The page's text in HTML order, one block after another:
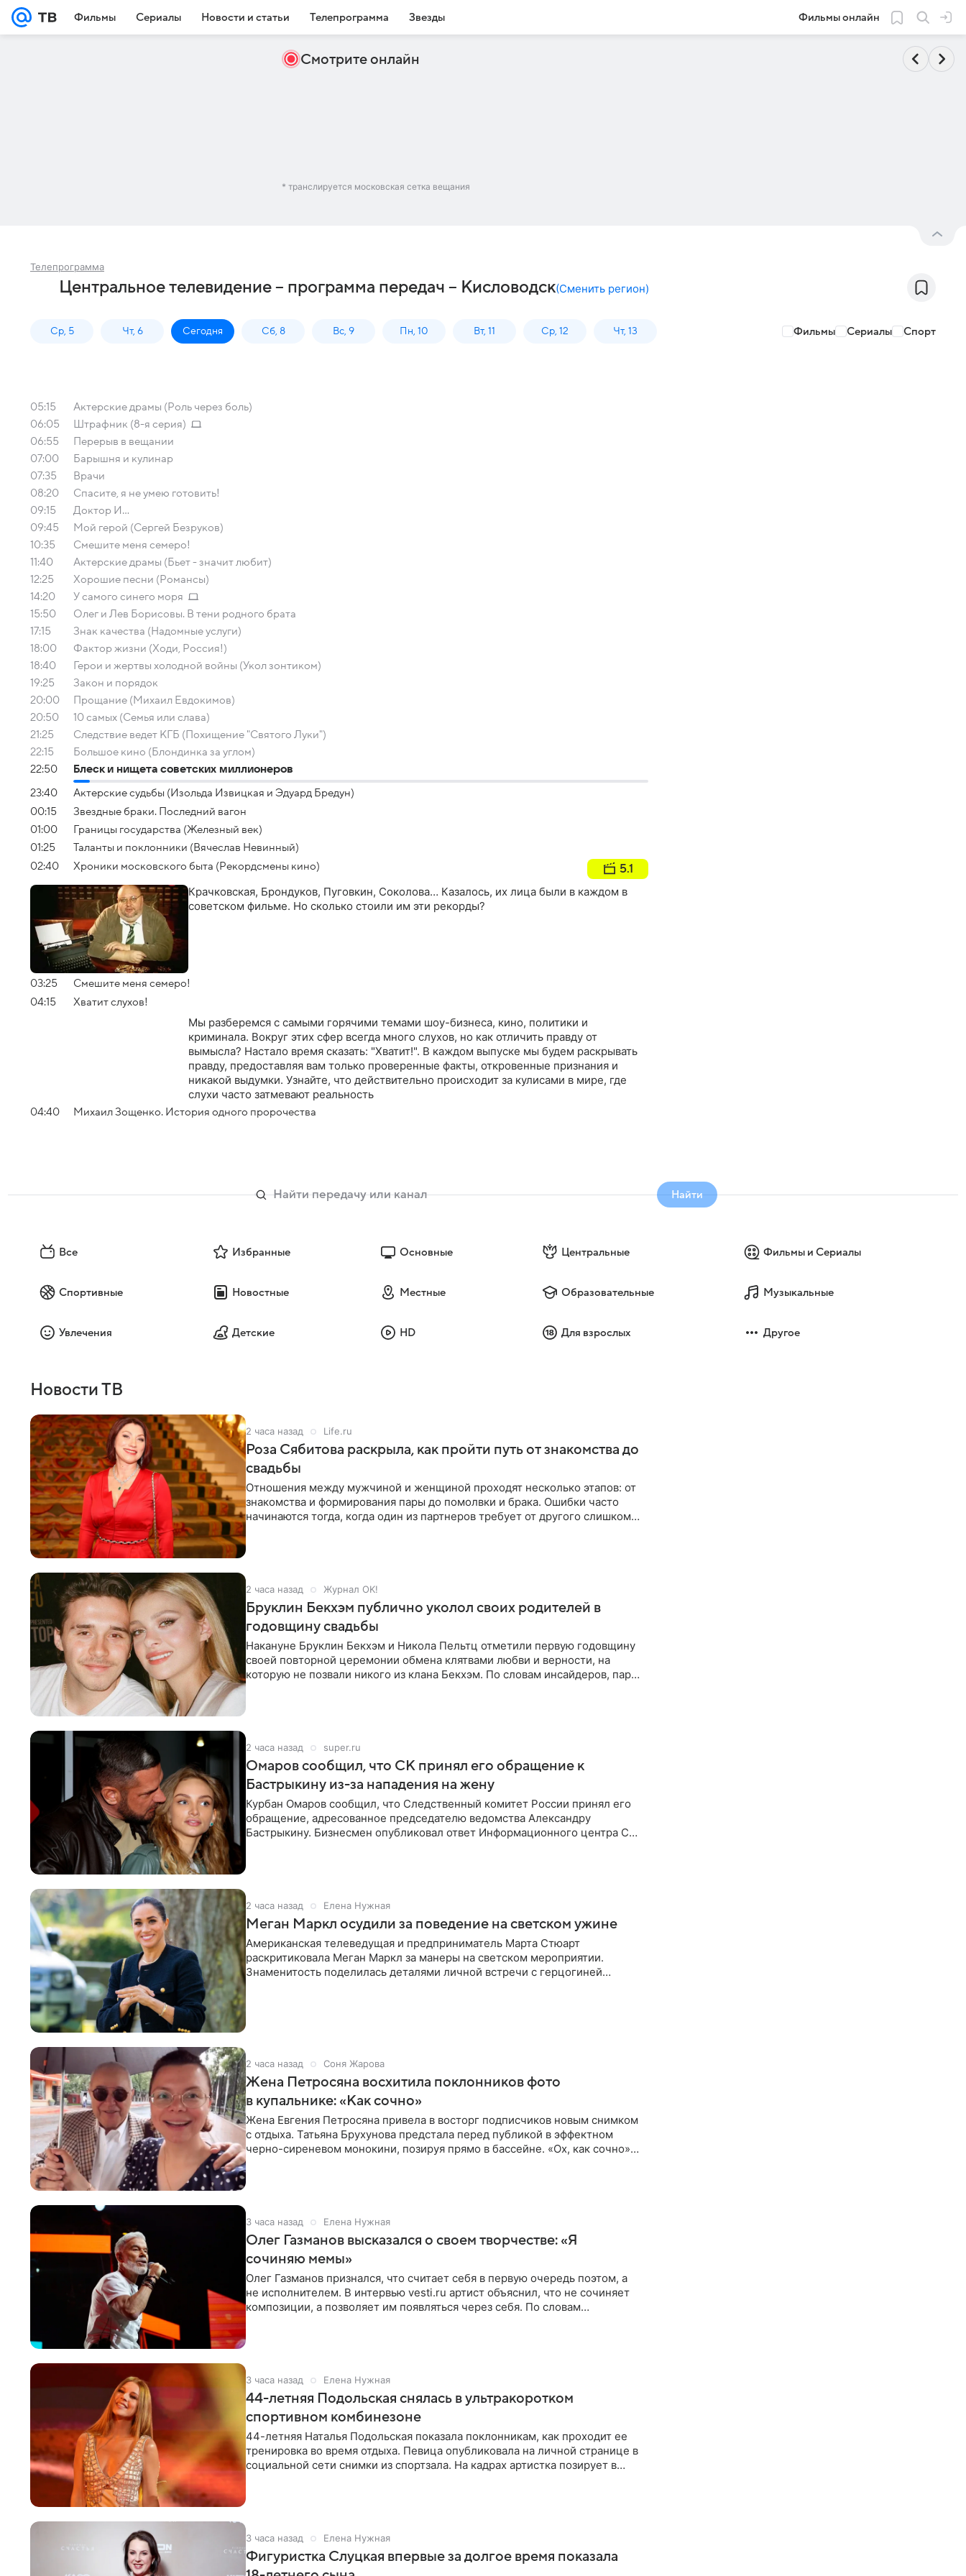
Фильмы Сериалы Новости и статьи Телепрограмма Звезды Фильмы онлайн
Смотрите онлайн
* транслируется московская сетка вещания
Телепрограмма
Центральное телевидение – программа передач – Кисловодск(Сменить регион)
Ср, 5 Чт, 6 Сегодня Сб, 8 Вс, 9 Пн, 10 Вт, 11 Ср, 12 Чт, 13 Фильмы Сериалы Спорт
05:15
Актерские драмы (Роль через боль)
06:05
Штрафник (8-я серия)
06:55
Перерыв в вещании
07:00
Барышня и кулинар
07:35
Врачи
08:20
Спасите, я не умею готовить!
09:15
Доктор И...
09:45
Мой герой (Сергей Безруков)
10:35
Смешите меня семеро!
11:40
Актерские драмы (Бьет - значит любит)
12:25
Хорошие песни (Романсы)
14:20
У самого синего моря
15:50
Олег и Лев Борисовы. В тени родного брата
17:15
Знак качества (Надомные услуги)
18:00
Фактор жизни (Ходи, Россия!)
18:40
Герои и жертвы холодной войны (Укол зонтиком)
19:25
Закон и порядок
20:00
Прощание (Михаил Евдокимов)
20:50
10 самых (Семья или слава)
21:25
Следствие ведет КГБ (Похищение "Святого Луки")
22:15
Большое кино (Блондинка за углом)
22:50
Блеск и нищета советских миллионеров
23:40
Актерские судьбы (Изольда Извицкая и Эдуард Бредун)
00:15
Звездные браки. Последний вагон
01:00
Границы государства (Железный век)
01:25
Таланты и поклонники (Вячеслав Невинный)
02:40
Хроники московского быта (Рекордсмены кино) 5.1
Крачковская, Брондуков, Пуговкин, Соколова… Казалось, их лица были в каждом в
советском фильме. Но сколько стоили им эти рекорды?
03:25
Смешите меня семеро!
04:15
Хватит слухов!
Мы разберемся с самыми горячими темами шоу-бизнеса, кино, политики и
криминала. Вокруг этих сфер всегда много слухов, но как отличить правду от
вымысла? Настало время сказать: "Хватит!". В каждом выпуске мы будем раскрывать
правду, предоставляя вам только проверенные факты, откровенные признания и
никакой выдумки. Узнайте, что действительно происходит за кулисами в мире, где
слухи часто затмевают реальность
04:40 Михаил Зощенко. История одного пророчества
Найти
Все Избранные Основные Центральные Фильмы и Сериалы
Спортивные Новостные Местные Образовательные Музыкальные
Увлечения Детские HD Для взрослых Другое
Новости ТВ
2 часа назад Life.ru
Роза Сябитова раскрыла, как пройти путь от знакомства до
свадьбы
Отношения между мужчиной и женщиной проходят несколько этапов: от
знакомства и формирования пары до помолвки и брака. Ошибки часто
начинаются тогда, когда один из партнеров требует от другого слишком
2 часа назад Журнал OK!
Бруклин Бекхэм публично уколол своих родителей в
годовщину свадьбы
Накануне Бруклин Бекхэм и Никола Пельтц отметили первую годовщину
своей повторной церемонии обмена клятвами любви и верности, на
которую не позвали никого из клана Бекхэм. По словам инсайдеров, пара
2 часа назад super.ru
Омаров сообщил, что СК принял его обращение к
Бастрыкину из-за нападения на жену
Курбан Омаров сообщил, что Следственный комитет России принял его
обращение, адресованное председателю ведомства Александру
Бастрыкину. Бизнесмен опубликовал ответ Информационного центра СК
2 часа назад Елена Нужная
Меган Маркл осудили за поведение на светском ужине
Американская телеведущая и предприниматель Марта Стюарт
раскритиковала Меган Маркл за манеры на светском мероприятии.
Знаменитость поделилась деталями личной встречи с герцогиней
2 часа назад Соня Жарова
Жена Петросяна восхитила поклонников фото
в купальнике: «Как сочно»
Жена Евгения Петросяна привела в восторг подписчиков новым снимком
с отдыха. Татьяна Брухунова предстала перед публикой в эффектном
черно-сиреневом монокини, позируя прямо в бассейне. «Ох, как сочно»,
3 часа назад Елена Нужная
Олег Газманов высказался о своем творчестве: «Я
сочиняю мемы»
Олег Газманов признался, что считает себя в первую очередь поэтом, а
не исполнителем. В интервью vesti.ru артист объяснил, что не сочиняет
композиции, а позволяет им появляться через себя. По словам
3 часа назад Елена Нужная
44-летняя Подольская снялась в ультракоротком
спортивном комбинезоне
44-летняя Наталья Подольская показала поклонникам, как проходит ее
тренировка во время отдыха. Певица опубликовала на личной странице в
социальной сети снимки из спортзала. На кадрах артистка позирует в
3 часа назад Елена Нужная
Фигуристка Слуцкая впервые за долгое время показала